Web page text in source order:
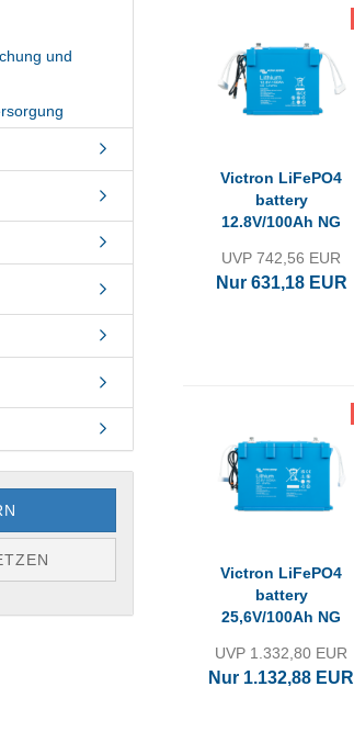
Victron LiFePO4
battery
12.8V/100Ah NG
UVP 742,56 EUR
Nur 631,18 EUR
Victron LiFePO4
battery
25,6V/100Ah NG
UVP 1.332,80 EUR
Nur 1.132,88 EUR
und